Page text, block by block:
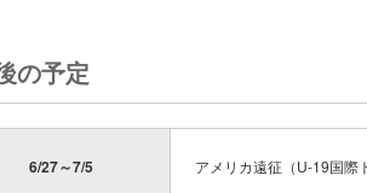
の予定
6/27～7/5 アメリカ遠征（U-19国際